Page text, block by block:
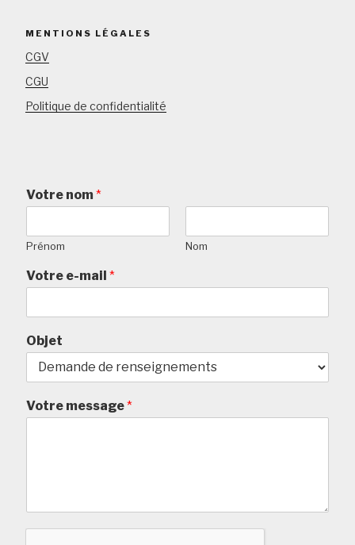
MENTIONS LÉGALES
CGV
CGU
Politique de confidentialité
Votre nom*
Prénom Nom
Votre e-mail *
Objet
Votre message*